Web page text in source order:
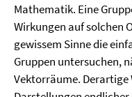
Mathematik. Eine
Wirkungen auf solchen
gewissem Sinne die
Gruppen untersuchen,
Vektorräume. Derartige